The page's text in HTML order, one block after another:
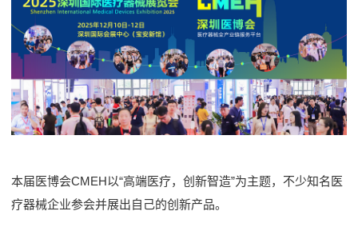
本届医博会CMEH以“高端医疗，创新智造”为主题，不少知名医
疗器械企业参会并展出自己的创新产品。